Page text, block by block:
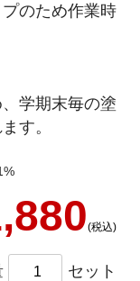
のため作業時
学期末毎の塗
す。
(税込)
セット